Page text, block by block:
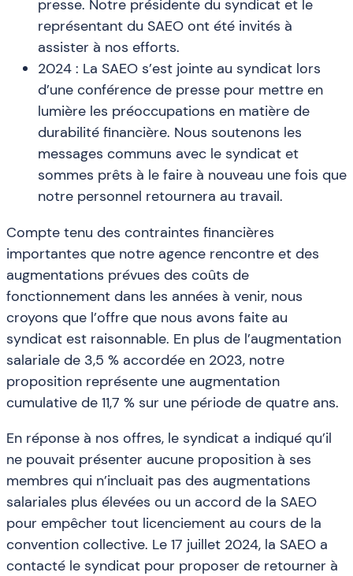
presse. Notre présidente du syndicat et le
représentant du SAEO ont été invités à
assister à nos efforts.
2024 : La SAEO s’est jointe au syndicat lors
d’une conférence de presse pour mettre en
lumière les préoccupations en matière de
durabilité financière. Nous soutenons les
messages communs avec le syndicat et
sommes prêts à le faire à nouveau une fois que
notre personnel retournera au travail.
Compte tenu des contraintes financières
importantes que notre agence rencontre et des
augmentations prévues des coûts de
fonctionnement dans les années à venir, nous
croyons que l’offre que nous avons faite au
syndicat est raisonnable. En plus de l’augmentation
salariale de 3,5 % accordée en 2023, notre
proposition représente une augmentation
cumulative de 11,7 % sur une période de quatre ans.
En réponse à nos offres, le syndicat a indiqué qu’il
ne pouvait présenter aucune proposition à ses
membres qui n’incluait pas des augmentations
salariales plus élevées ou un accord de la SAEO
pour empêcher tout licenciement au cours de la
convention collective. Le 17 juillet 2024, la SAEO a
contacté le syndicat pour proposer de retourner à